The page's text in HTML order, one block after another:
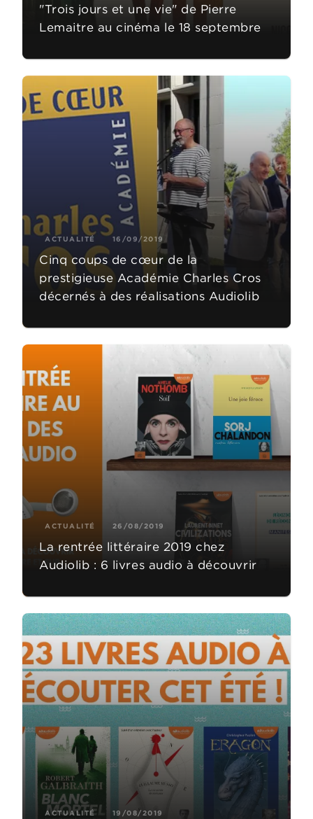
"Trois jours et une vie" de Pierre
Lemaitre au cinéma le 18 septembre
ACTUALITÉ 16/09/2019
Cinq coups de cœur de la
prestigieuse Académie Charles Cros
décernés à des réalisations Audiolib
ACTUALITÉ 26/08/2019
La rentrée littéraire 2019 chez
Audiolib : 6 livres audio à découvrir
ACTUALITÉ 19/08/2019